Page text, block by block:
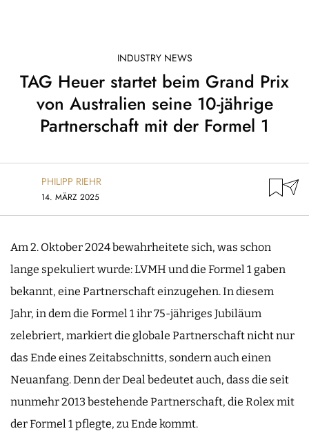
INDUSTRY NEWS
TAG Heuer startet beim Grand Prix
von Australien seine 10-jährige
Partnerschaft mit der Formel 1
PHILIPP RIEHR
14. MÄRZ 2025
Am 2. Oktober 2024 bewahrheitete sich, was schon
lange spekuliert wurde: LVMH und die Formel 1 gaben
bekannt, eine Partnerschaft einzugehen. In diesem
Jahr, in dem die Formel 1 ihr 75-jähriges Jubiläum
zelebriert, markiert die globale Partnerschaft nicht nur
das Ende eines Zeitabschnitts, sondern auch einen
Neuanfang. Denn der Deal bedeutet auch, dass die seit
nunmehr 2013 bestehende Partnerschaft, die Rolex mit
der Formel 1 pflegte, zu Ende kommt.